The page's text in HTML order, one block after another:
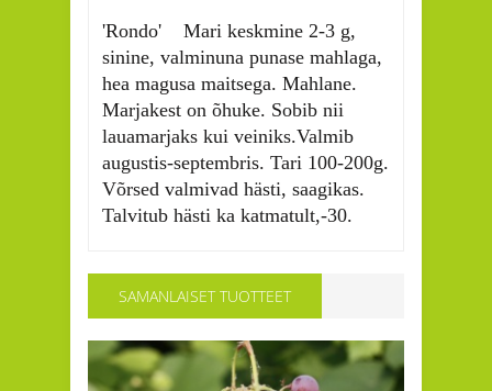
'Rondo' Mari keskmine 2-3 g,
sinine, valminuna punase mahlaga,
hea magusa maitsega. Mahlane.
Marjakest on õhuke. Sobib nii
lauamarjaks kui veiniks.Valmib
augustis-septembris. Tari 100-200g.
Võrsed valmivad hästi, saagikas.
Talvitub hästi ka katmatult,-30.
SAMANLAISET TUOTTEET